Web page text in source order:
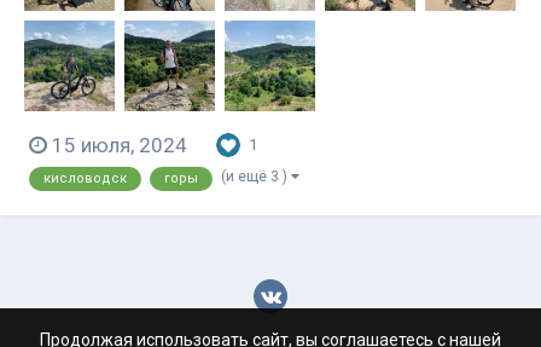
15 июля, 2024 1
кисловодск горы (и ещё 3 )
Продолжая использовать сайт, вы соглашаетесь с нашей